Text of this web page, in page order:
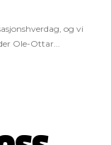
og vi
Ole-Ottar...